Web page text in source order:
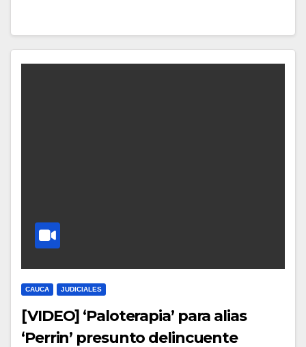
CAUCA JUDICIALES
[VIDEO] ‘Paloterapia’ para alias
‘Perrin’ presunto delincuente